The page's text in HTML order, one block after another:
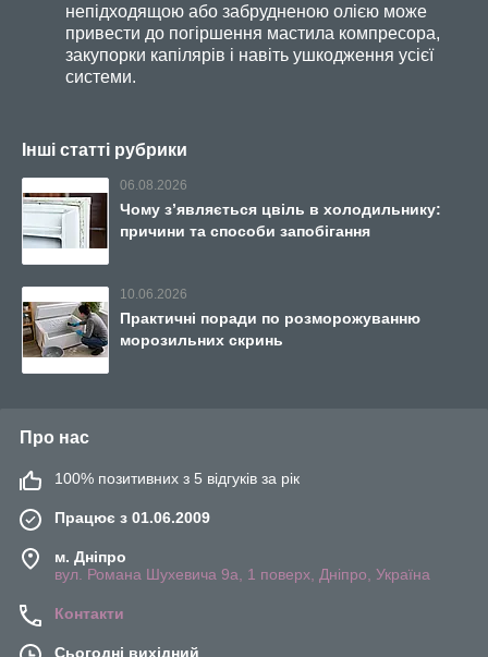
непідходящою або забрудненою олією може
привести до погіршення мастила компресора,
закупорки капілярів і навіть ушкодження усієї
системи.
Інші статті рубрики
06.08.2026
Чому з’являється цвіль в холодильнику:
причини та способи запобігання
10.06.2026
Практичні поради по розморожуванню
морозильних скринь
Про нас
100% позитивних з 5 відгуків за рік
Працює з 01.06.2009
м. Дніпро
вул. Романа Шухевича 9а, 1 поверх, Дніпро, Україна
Контакти
Сьогодні вихідний